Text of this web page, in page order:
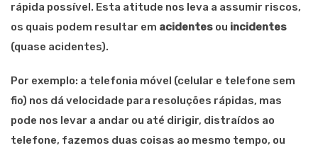
rápida possível. Esta atitude nos leva a assumir riscos,
os quais podem resultar em acidentes ou incidentes
(quase acidentes).
Por exemplo: a telefonia móvel (celular e telefone sem
fio) nos dá velocidade para resoluções rápidas, mas
pode nos levar a andar ou até dirigir, distraídos ao
telefone, fazemos duas coisas ao mesmo tempo, ou